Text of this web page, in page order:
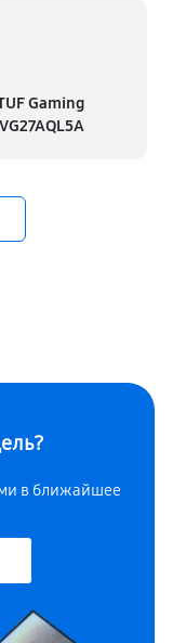
Gaming
VG27AQL5A
в ближайшее